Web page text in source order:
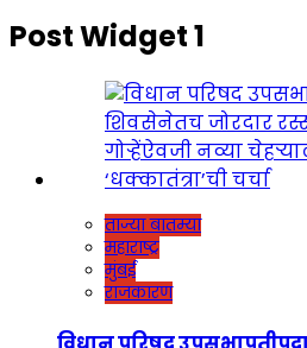
Post Widget 1
ताज्या बातम्या
महाराष्ट्र
मुंबई
राजकारण